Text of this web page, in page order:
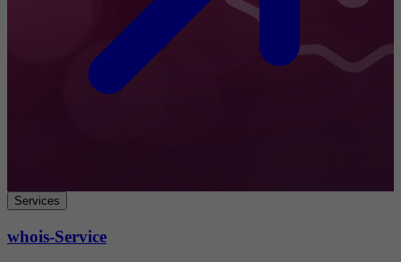
Services
whois-Service